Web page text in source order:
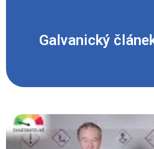
Galvanický